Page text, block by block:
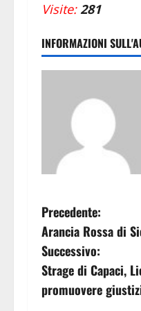
Visite: 281
INFORMAZIONI
N
a
v
i
Precedente:
Arancia Rossa di
Successivo:
Strage di Capaci,
promuovere